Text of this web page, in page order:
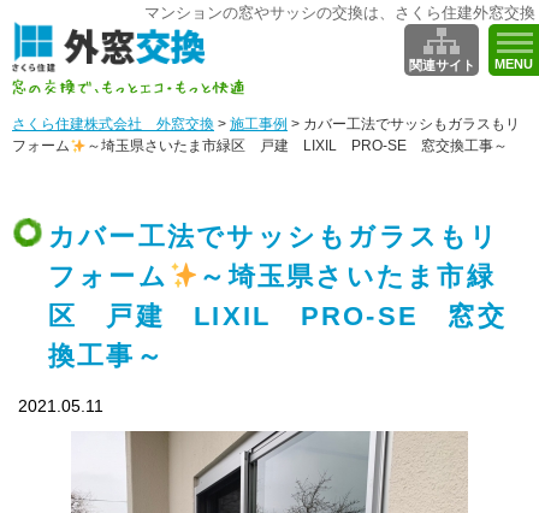
関連サイト MENU
マンションの窓やサッシの交換は、さくら住建外窓交換
さくら住建株式会社 外窓交換 > 施工事例 > カバー工法でサッシもガラスもリ
フォーム
～埼玉県さいたま市緑区 戸建 LIXIL PRO-SE 窓交換工事～
カバー工法でサッシもガラスもリ
フォーム
～埼玉県さいたま市緑
区 戸建 LIXIL PRO-SE 窓交
換工事～
2021.05.11